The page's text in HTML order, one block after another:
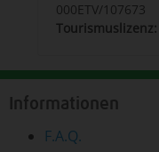
000ETV/107673
Tourismuslizenz:
Informationen
F.A.Q.